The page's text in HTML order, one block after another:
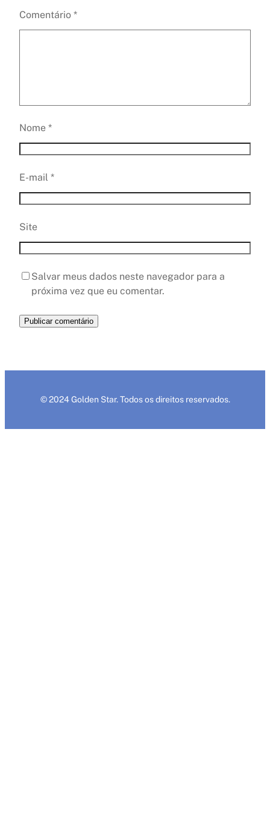
Comentário *
Nome *
E-mail *
Site
Salvar meus dados neste navegador para a
próxima vez que eu comentar.
© 2024 Golden Star. Todos os direitos reservados.